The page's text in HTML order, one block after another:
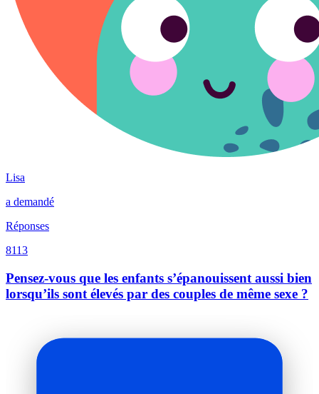
Lisa
a demandé
Réponses
8113
Pensez-vous que les enfants s’épanouissent aussi bien
lorsqu’ils sont élevés par des couples de même sexe ?